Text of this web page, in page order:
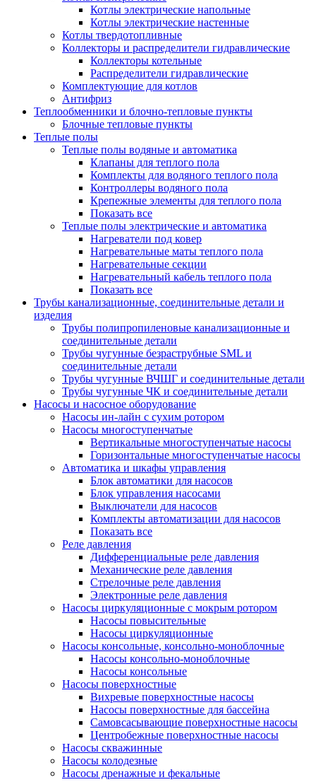
Котлы электрические напольные
Котлы электрические настенные
Котлы твердотопливные
Коллекторы и распределители гидравлические
Коллекторы котельные
Распределители гидравлические
Комплектующие для котлов
Антифриз
Теплообменники и блочно-тепловые пункты
Блочные тепловые пункты
Теплые полы
Теплые полы водяные и автоматика
Клапаны для теплого пола
Комплекты для водяного теплого пола
Контроллеры водяного пола
Крепежные элементы для теплого пола
Показать все
Теплые полы электрические и автоматика
Нагреватели под ковер
Нагревательные маты теплого пола
Нагревательные секции
Нагревательный кабель теплого пола
Показать все
Трубы канализационные, соединительные детали и
изделия
Трубы полипропиленовые канализационные и
соединительные детали
Трубы чугунные безраструбные SML и
соединительные детали
Трубы чугунные ВЧШГ и соединительные детали
Трубы чугунные ЧК и соединительные детали
Насосы и насосное оборудование
Насосы ин-лайн с сухим ротором
Насосы многоступенчатые
Вертикальные многоступенчатые насосы
Горизонтальные многоступенчатые насосы
Автоматика и шкафы управления
Блок автоматики для насосов
Блок управления насосами
Выключатели для насосов
Комплекты автоматизации для насосов
Показать все
Реле давления
Дифференциальные реле давления
Механические реле давления
Стрелочные реле давления
Электронные реле давления
Насосы циркуляционные с мокрым ротором
Насосы повысительные
Насосы циркуляционные
Насосы консольные, консольно-моноблочные
Насосы консольно-моноблочные
Насосы консольные
Насосы поверхностные
Вихревые поверхностные насосы
Насосы поверхностные для бассейна
Самовсасывающие поверхностные насосы
Центробежные поверхностные насосы
Насосы скважинные
Насосы колодезные
Насосы дренажные и фекальные